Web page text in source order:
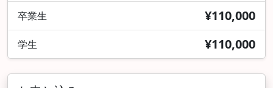
卒業生 ¥110,000
学生 ¥110,000